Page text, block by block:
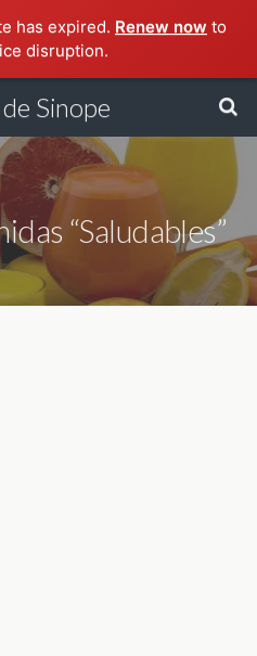
has expired. Renew now to
disruption.
Sinope
“saludables”